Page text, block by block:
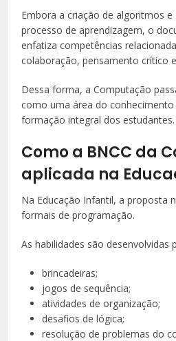
Embora a criação de algoritmos
processo de aprendizagem, o
enfatiza competências
colaboração, pensamento crítico
Dessa forma, a Computação
como uma área do conhecimento
formação integral dos estudantes.
Como a BNCC da
aplicada na
Na Educação Infantil, a proposta
formais de programação.
As habilidades são desenvolvidas
brincadeiras;
jogos de sequência;
atividades de organização;
desafios de lógica;
resolução de problemas do